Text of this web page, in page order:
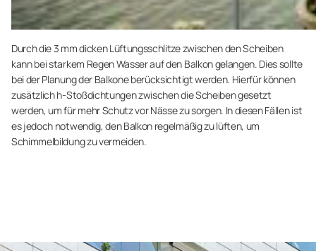
Durch die 3 mm dicken Lüftungsschlitze zwischen den Scheiben
kann bei starkem Regen Wasser auf den Balkon gelangen. Dies sollte
bei der Planung der Balkone berücksichtigt werden. Hierfür können
zusätzlich h-Stoßdichtungen zwischen die Scheiben gesetzt
werden, um für mehr Schutz vor Nässe zu sorgen. In diesen Fällen ist
es jedoch notwendig, den Balkon regelmäßig zu lüften, um
Schimmelbildung zu vermeiden.